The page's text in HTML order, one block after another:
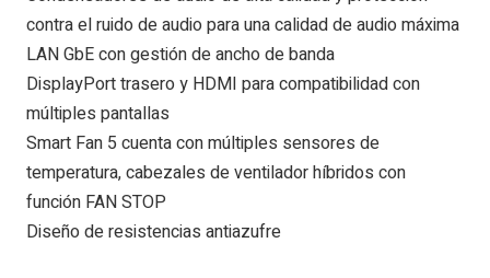
contra el ruido de audio para una calidad de audio máxima
LAN GbE con gestión de ancho de banda
DisplayPort trasero y HDMI para compatibilidad con
múltiples pantallas
Smart Fan 5 cuenta con múltiples sensores de
temperatura, cabezales de ventilador híbridos con
función FAN STOP
Diseño de resistencias antiazufre